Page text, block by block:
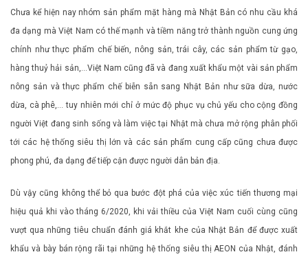
Chưa kể hiện nay nhóm sản phẩm mặt hàng mà Nhật Bản có nhu cầu khá
đa dạng mà Việt Nam có thế mạnh và tiềm năng trở thành nguồn cung ứng
chính như thực phẩm chế biến, nông sản, trái cây, các sản phẩm từ gạo,
hàng thuỷ hải sản,…Việt Nam cũng đã và đang xuất khẩu một vài sản phẩm
nông sản và thực phẩm chế biễn sẵn sang Nhật Bản như sữa dừa, nước
dừa, cà phê,… tuy nhiên mới chỉ ở mức độ phục vụ chủ yếu cho cộng đồng
người Việt đang sinh sống và làm việc tại Nhật mà chưa mở rộng phân phối
tới các hệ thống siêu thị lớn và các sản phẩm cung cấp cũng chưa được
phong phú, đa dạng để tiếp cận được người dân bản địa.
Dù vậy cũng không thể bỏ qua bước đột phá của việc xúc tiến thương mại
hiệu quả khi vào tháng 6/2020, khi vải thiều của Việt Nam cuối cùng cũng
vượt qua những tiêu chuẩn đánh giá khắt khe của Nhật Bản để được xuất
khẩu và bày bán rộng rãi tại những hệ thống siêu thị AEON của Nhật, đánh